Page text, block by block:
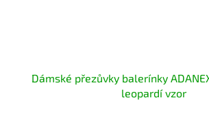
Dámské přezůvky balerínky
leopardí vzor